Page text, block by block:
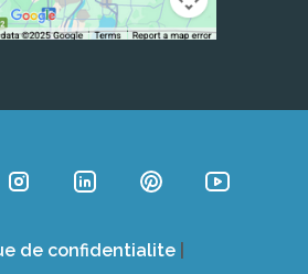
de confidentialite